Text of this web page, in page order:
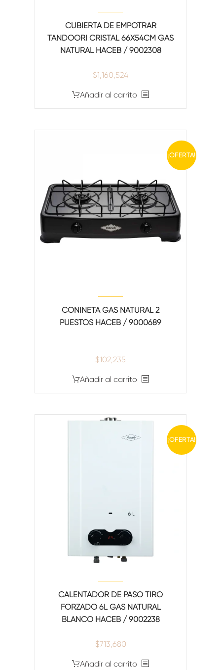
CUBIERTA DE EMPOTRAR
TANDOORI CRISTAL 66X54CM GAS
NATURAL HACEB / 9002308
$1,160,524
Añadir al carrito
¡OFERTA!
CONINETA GAS NATURAL 2
PUESTOS HACEB / 9000689
$102,235
Añadir al carrito
¡OFERTA!
CALENTADOR DE PASO TIRO
FORZADO 6L GAS NATURAL
BLANCO HACEB / 9002238
$713,680
Añadir al carrito